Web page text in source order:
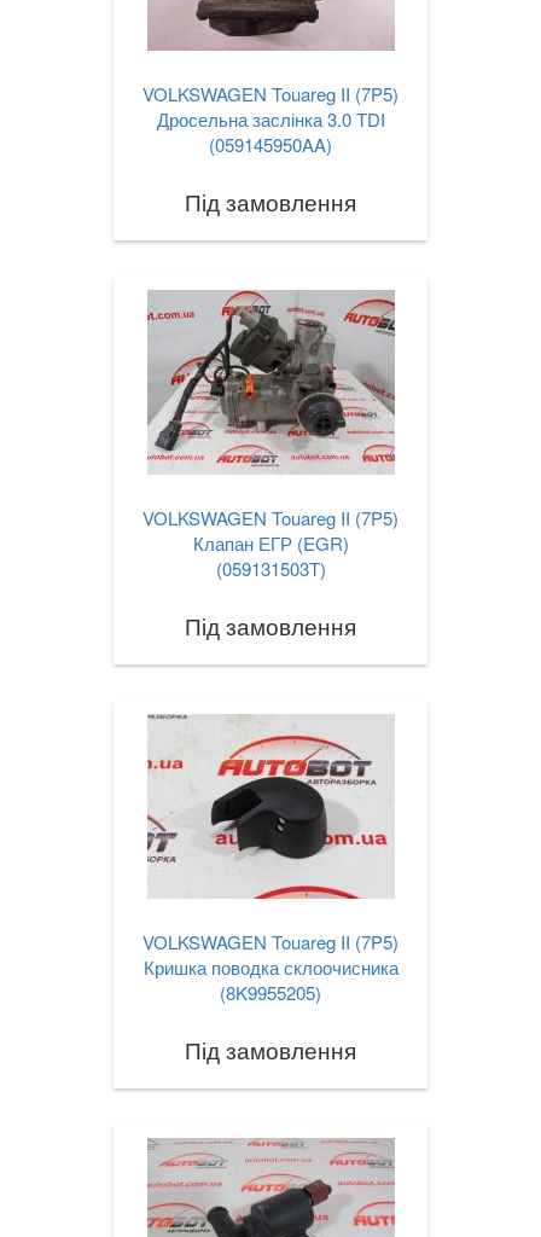
VOLKSWAGEN Touareg II (7P5)
Дросельна заслінка 3.0 TDI
(059145950AA)
Під замовлення
VOLKSWAGEN Touareg II (7P5)
Клапан ЕГР (EGR)
(059131503T)
Під замовлення
VOLKSWAGEN Touareg II (7P5)
Кришка поводка склоочисника
(8K9955205)
Під замовлення